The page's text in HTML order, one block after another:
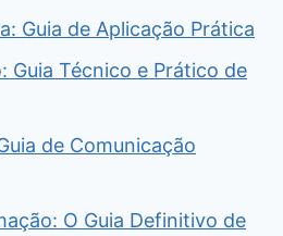
Guia de Aplicação Prática
Guia Técnico e Prático de
de Comunicação
O Guia Definitivo de